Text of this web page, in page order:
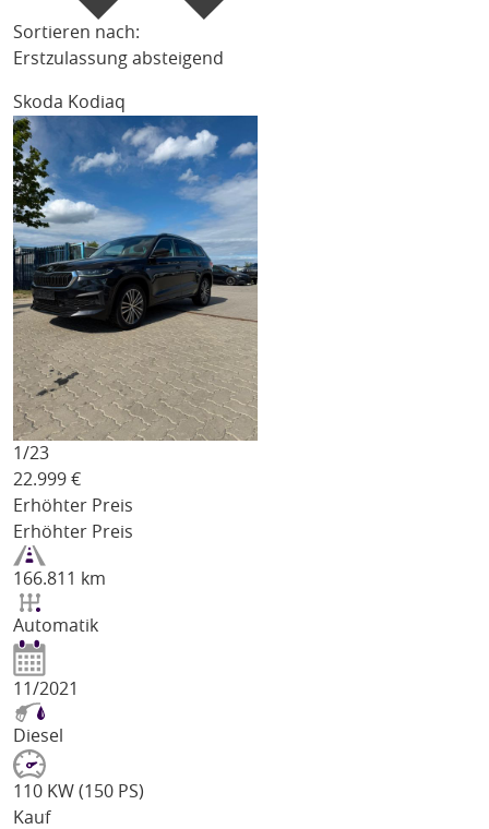
Sortieren nach:
Erstzulassung absteigend
Skoda Kodiaq
1/23
22.999 €
Erhöhter Preis
Erhöhter Preis
166.811 km
Automatik
11/2021
Diesel
110 KW (150 PS)
Kauf